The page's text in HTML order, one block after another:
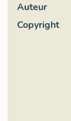
Auteur
Copyright